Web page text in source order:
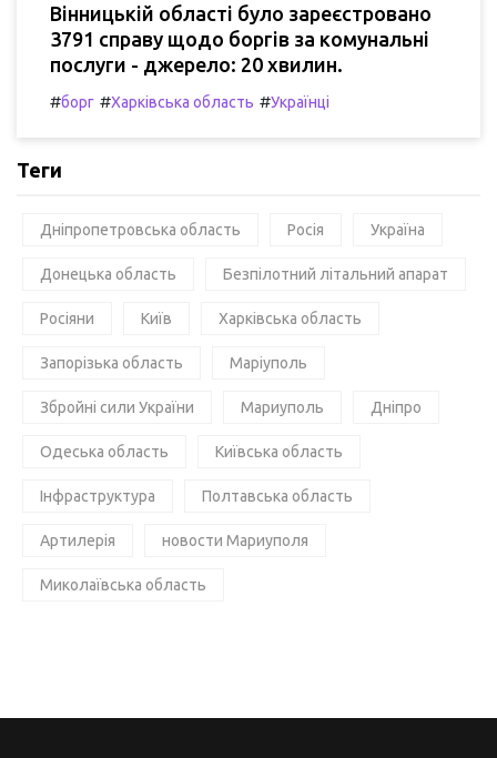
Вінницькій області було зареєстровано
3791 справу щодо боргів за комунальні
послуги - джерело: 20 хвилин.
#борг #Харківська область #Українці
Теги
Дніпропетровська область Росія Україна
Донецька область Безпілотний літальний апарат
Росіяни Київ Харківська область
Запорізька область Маріуполь
Збройні сили України Мариуполь Дніпро
Одеська область Київська область
Інфраструктура Полтавська область
Артилерія новости Мариуполя
Миколаївська область